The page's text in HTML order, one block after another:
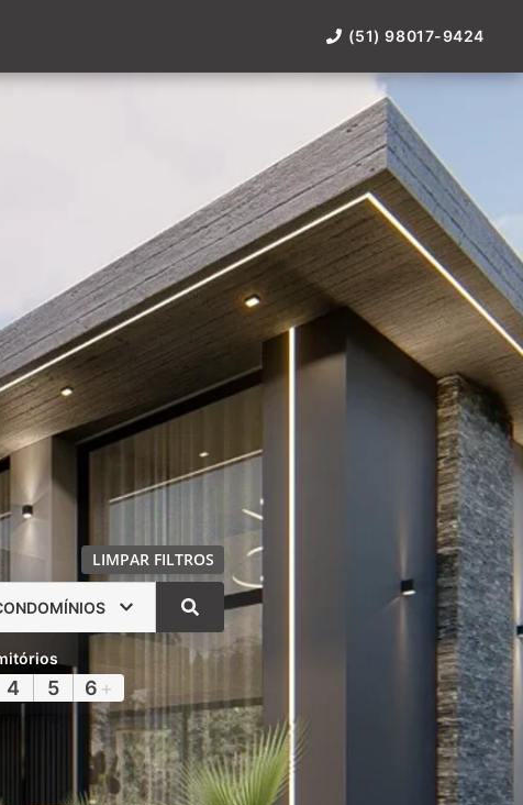
(51) 98017-9424
LIMPAR FILTROS
4 5 6 +